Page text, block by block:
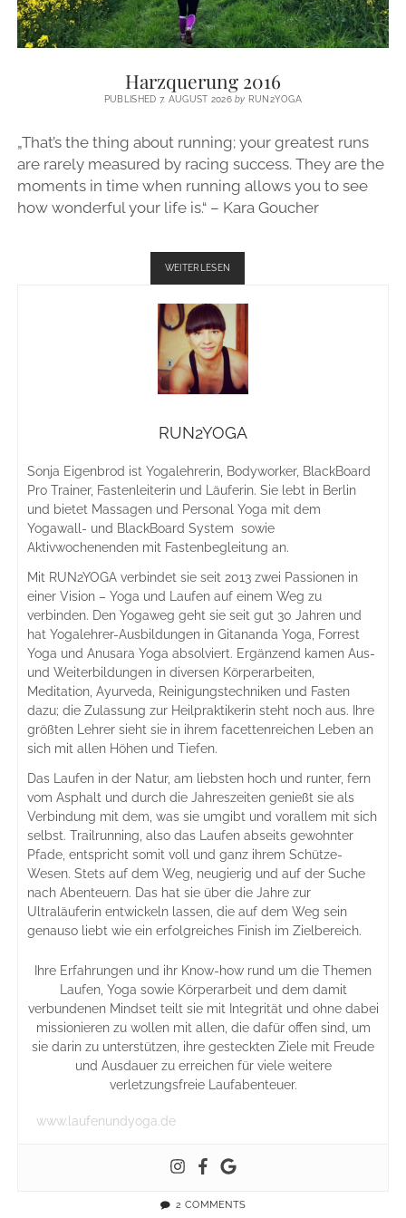
Harzquerung 2016
PUBLISHED 7. AUGUST 2026by RUN2YOGA
„That’s the thing about running; your greatest runs
are rarely measured by racing success. They are the
moments in time when running allows you to see
how wonderful your life is.“ – Kara Goucher
WEITERLESEN
2016
RUN2YOGA
Sonja Eigenbrod ist Yogalehrerin, Bodyworker, BlackBoard
Pro Trainer, Fastenleiterin und Läuferin. Sie lebt in Berlin
und bietet Massagen und Personal Yoga mit dem
Yogawall- und BlackBoard System sowie
Aktivwochenenden mit Fastenbegleitung an.
Mit RUN2YOGA verbindet sie seit 2013 zwei Passionen in
einer Vision – Yoga und Laufen auf einem Weg zu
verbinden. Den Yogaweg geht sie seit gut 30 Jahren und
hat Yogalehrer-Ausbildungen in Gitananda Yoga, Forrest
Yoga und Anusara Yoga absolviert. Ergänzend kamen Aus-
und Weiterbildungen in diversen Körperarbeiten,
Meditation, Ayurveda, Reinigungstechniken und Fasten
dazu; die Zulassung zur Heilpraktikerin steht noch aus. Ihre
größten Lehrer sieht sie in ihrem facettenreichen Leben an
sich mit allen Höhen und Tiefen.
Das Laufen in der Natur, am liebsten hoch und runter, fern
vom Asphalt und durch die Jahreszeiten genießt sie als
Verbindung mit dem, was sie umgibt und vorallem mit sich
selbst. Trailrunning, also das Laufen abseits gewohnter
Pfade, entspricht somit voll und ganz ihrem Schütze-
Wesen. Stets auf dem Weg, neugierig und auf der Suche
nach Abenteuern. Das hat sie über die Jahre zur
Ultraläuferin entwickeln lassen, die auf dem Weg sein
genauso liebt wie ein erfolgreiches Finish im Zielbereich.
Ihre Erfahrungen und ihr Know-how rund um die Themen
Laufen, Yoga sowie Körperarbeit und dem damit
verbundenen Mindset teilt sie mit Integrität und ohne dabei
missionieren zu wollen mit allen, die dafür offen sind, um
sie darin zu unterstützen, ihre gesteckten Ziele mit Freude
und Ausdauer zu erreichen für viele weitere
verletzungsfreie Laufabenteuer.
www.laufenundyoga.de
2 COMMENTS